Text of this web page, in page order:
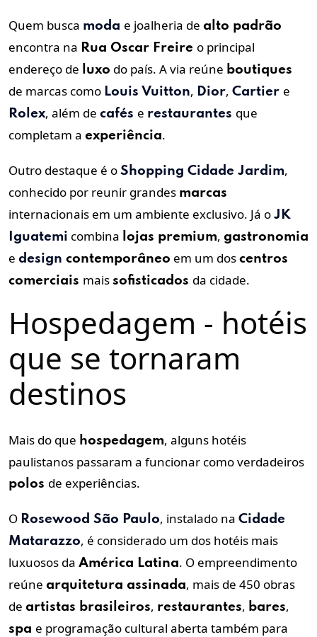
Quem busca moda e joalheria de alto padrão
encontra na Rua Oscar Freire o principal
endereço de
luxo do país. A via reúne boutiques
de marcas como Louis Vuitton, Dior, Cartier e
Rolex, além de cafés e restaurantes que
completam a experiência.
Outro destaque é o Shopping Cidade Jardim,
conhecido por reunir grandes marcas
internacionais em um ambiente exclusivo. Já o JK
Iguatemi combina lojas premium, gastronomia
e design contemporâneo em um dos centros
comerciais mais sofisticados da cidade.
Hospedagem - hotéis
que se tornaram
destinos
Mais do que hospedagem, alguns hotéis
paulistanos passaram a funcionar como verdadeiros
polos de experiências.
O Rosewood São Paulo, instalado na Cidade
Matarazzo, é considerado um dos hotéis mais
luxuosos da América Latina. O empreendimento
reúne arquitetura assinada, mais de 450 obras
de artistas brasileiros, restaurantes, bares,
spa e programação cultural aberta também para